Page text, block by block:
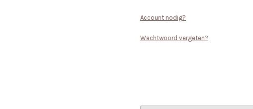
Account nodig?
Wachtwoord vergeten?